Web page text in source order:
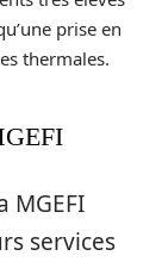
prise en
thermales.
MGEFI
services